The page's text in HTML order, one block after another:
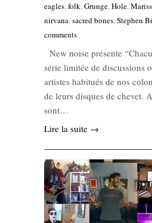
eagles,folk,Grunge,Hole,
nirvana,sacred bones,Stephen
comments
New noise présente
série limitée de discussions
artistes habitués de nos
de leurs disques de chevet.
sont…
Lire la suite →